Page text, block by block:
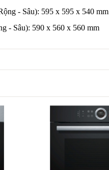
- Sâu): 595 x 595 x 540 mm
- Sâu): 590 x 560 x 560 mm